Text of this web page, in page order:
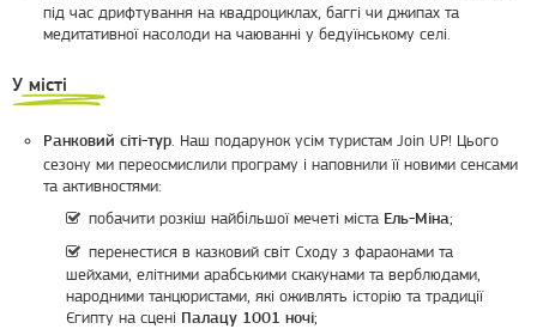
під час дрифтування на квадроциклах, баггі чи джипах та
медитативної насолоди на чаюванні у бедуїнському селі.
У місті
Ранковий сіті-тур . Наш подарунок усім туристам Join UP! Цього
сезону ми переосмислили програму і наповнили її новими сенсами
та активностями:
побачити розкіш найбільшої мечеті міста Ель-Міна;
перенестися в казковий світ Сходу з фараонами та
шейхами, елітними арабськими скакунами та верблюдами,
народними танцюристами, які оживлять історію та традиції
Єгипту на сцені Палацу 1001 ночі;